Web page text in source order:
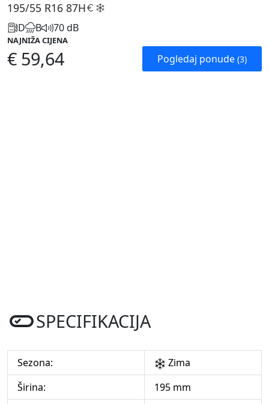
195/55 R16 87H
D B 70 dB
NAJNIŽA CIJENA
€ 59,64 Pogledaj ponude (3)
SPECIFIKACIJA
Sezona:
Zima
Širina:
195 mm